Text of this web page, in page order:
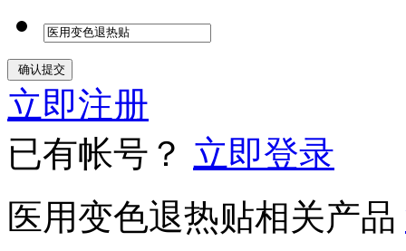
立即注册
已有帐号？ 立即登录
医用变色退热贴相关产品